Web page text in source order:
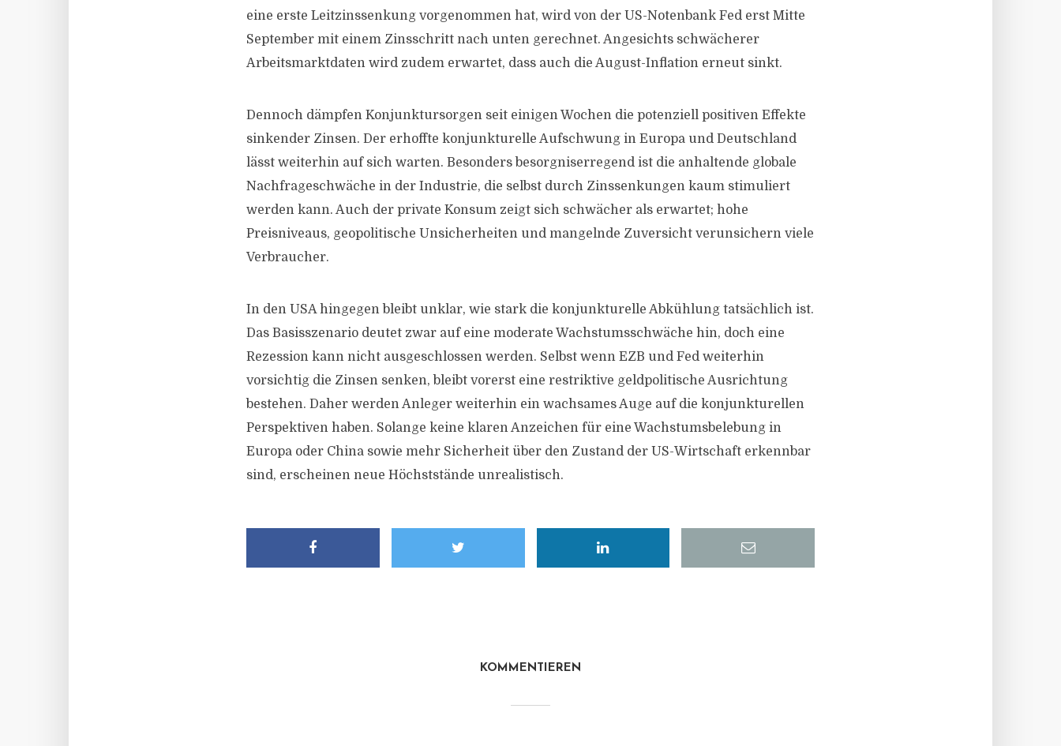
eine erste Leitzinssenkung vorgenommen hat, wird von der US-Notenbank Fed erst Mitte
September mit einem Zinsschritt nach unten gerechnet. Angesichts schwächerer
Arbeitsmarktdaten wird zudem erwartet, dass auch die August-Inflation erneut sinkt.
Dennoch dämpfen Konjunktursorgen seit einigen Wochen die potenziell positiven Effekte
sinkender Zinsen. Der erhoffte konjunkturelle Aufschwung in Europa und Deutschland
lässt weiterhin auf sich warten. Besonders besorgniserregend ist die anhaltende globale
Nachfrageschwäche in der Industrie, die selbst durch Zinssenkungen kaum stimuliert
werden kann. Auch der private Konsum zeigt sich schwächer als erwartet; hohe
Preisniveaus, geopolitische Unsicherheiten und mangelnde Zuversicht verunsichern viele
Verbraucher.
In den USA hingegen bleibt unklar, wie stark die konjunkturelle Abkühlung tatsächlich ist.
Das Basisszenario deutet zwar auf eine moderate Wachstumsschwäche hin, doch eine
Rezession kann nicht ausgeschlossen werden. Selbst wenn EZB und Fed weiterhin
vorsichtig die Zinsen senken, bleibt vorerst eine restriktive geldpolitische Ausrichtung
bestehen. Daher werden Anleger weiterhin ein wachsames Auge auf die konjunkturellen
Perspektiven haben. Solange keine klaren Anzeichen für eine Wachstumsbelebung in
Europa oder China sowie mehr Sicherheit über den Zustand der US-Wirtschaft erkennbar
sind, erscheinen neue Höchststände unrealistisch.
KOMMENTIEREN